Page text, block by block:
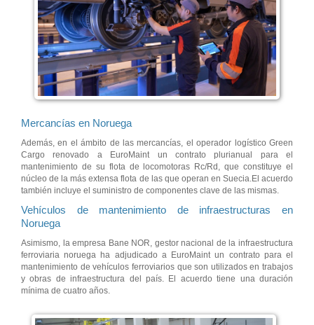
Mercancías en Noruega
Además, en el ámbito de las mercancías, el operador logístico Green
Cargo renovado a EuroMaint un contrato plurianual para el
mantenimiento de su flota de locomotoras Rc/Rd, que constituye el
núcleo de la más extensa flota de las que operan en Suecia.El acuerdo
también incluye el suministro de componentes clave de las mismas.
Vehículos de mantenimiento de infraestructuras en
Noruega
Asimismo, la empresa Bane NOR, gestor nacional de la infraestructura
ferroviaria noruega ha adjudicado a EuroMaint un contrato para el
mantenimiento de vehículos ferroviarios que son utilizados en trabajos
y obras de infraestructura del país. El acuerdo tiene una duración
mínima de cuatro años.